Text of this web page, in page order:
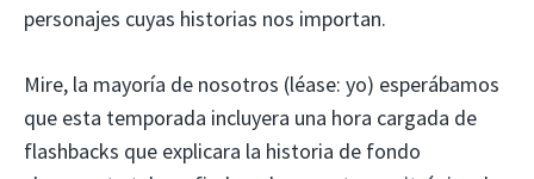
personajes cuyas historias nos importan.
Mire, la mayoría de nosotros (léase: yo) esperábamos
que esta temporada incluyera una hora cargada de
flashbacks que explicara la historia de fondo